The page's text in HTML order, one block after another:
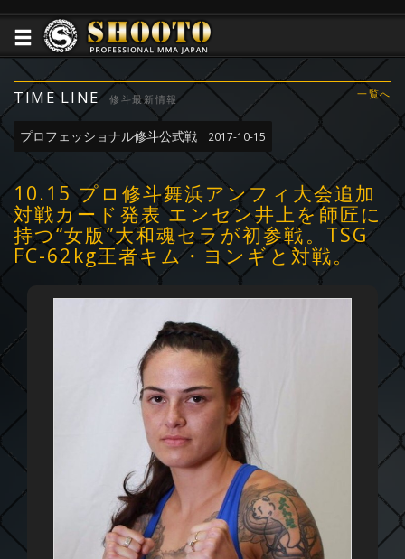
TIME LINE 修斗最新情報 一覧へ
プロフェッショナル修斗公式戦 2017-10-15
10.15 プロ修斗舞浜アンフィ大会追加
対戦カード発表 エンセン井上を師匠に
持つ“女版”大和魂セラが初参戦。TSG
FC-62kg王者キム・ヨンギと対戦。